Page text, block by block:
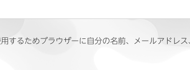
するためブラウザーに自分の名前、メールアドレス